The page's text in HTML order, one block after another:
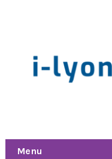
Menu